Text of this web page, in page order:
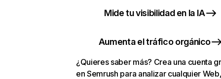
Mide tu visibilidad en la IA
Aumenta el tráfico orgánico
¿Quieres saber más? Crea una cuenta
en Semrush para analizar cualquier